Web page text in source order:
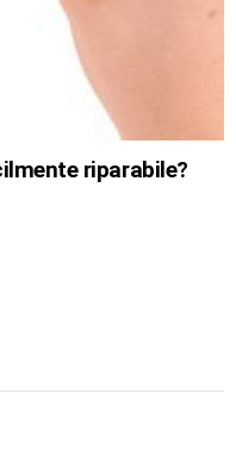
riparabile?